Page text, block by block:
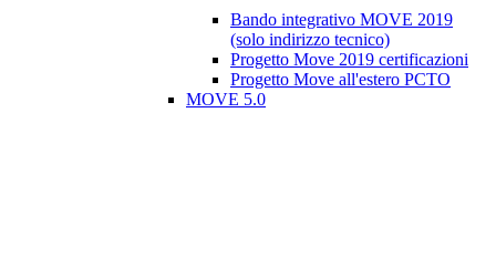
Bando integrativo MOVE 2019
(solo indirizzo tecnico)
Progetto Move 2019 certificazioni
Progetto Move all'estero PCTO
MOVE 5.0